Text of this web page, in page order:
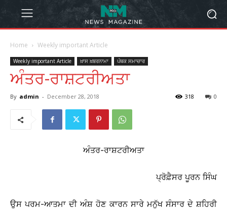
Home Weekly important Article
Weekly important Article ਖ਼ਾਸ ਖ਼ਬਰਨਾਮਾ ਪੰਥਕ ਸਮਾਚਾਰ
ਅੰਤਰ-ਰਾਸ਼ਟਰੀਅਤਾ
By admin - December 28, 2018 0
318
ਅੰਤਰ-ਰਾਸ਼ਟਰੀਅਤਾ
ਪ੍ਰੋਫ਼ੈਸਰ ਪੂਰਨ ਸਿੰਘ
ਉਸ ਪਰਮ-ਆਤਮਾ ਦੀ ਅੰਸ਼ ਹੋਣ ਕਾਰਨ ਸਾਰੇ ਮਨੁੱਖ ਸੰਸਾਰ ਦੇ ਸ਼ਹਿਰੀ